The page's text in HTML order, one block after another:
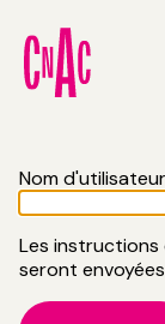
contenu
principal
Nom
Les instructions
seront